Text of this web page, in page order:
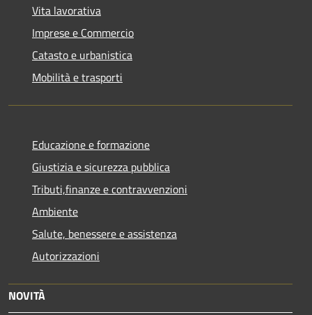
Vita lavorativa
Imprese e Commercio
Catasto e urbanistica
Mobilità e trasporti
Educazione e formazione
Giustizia e sicurezza pubblica
Tributi,finanze e contravvenzioni
Ambiente
Salute, benessere e assistenza
Autorizzazioni
NOVITÀ